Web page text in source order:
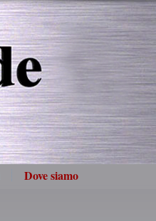
Dove siamo